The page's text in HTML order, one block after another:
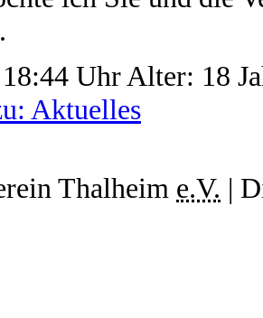
Uhr Alter: 18
Aktuelles
Thalheim e.V. |